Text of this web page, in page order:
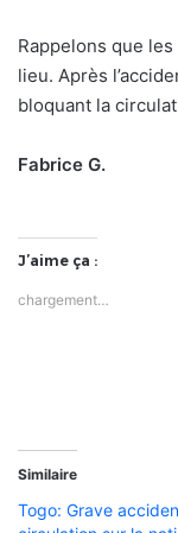
Rappelons que
lieu. Après
bloquant la
Fabrice G.
J’aime ça :
chargement…
Similaire
Togo: Grave